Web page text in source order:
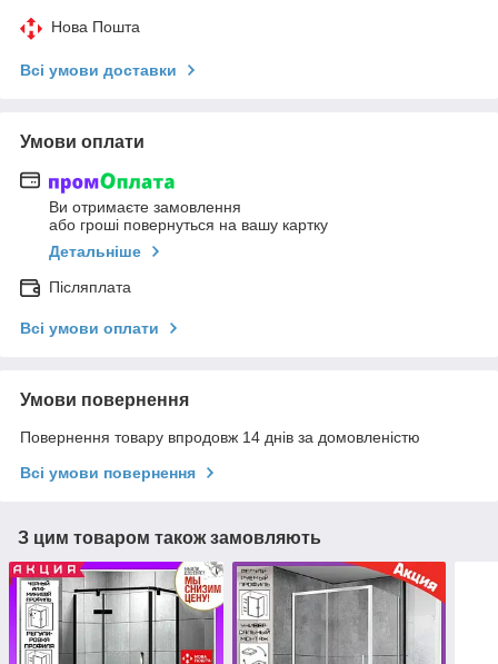
Нова Пошта
Всі умови доставки
Умови оплати
Ви отримаєте замовлення
або гроші повернуться на вашу картку
Детальніше
Післяплата
Всі умови оплати
Умови повернення
Повернення товару впродовж 14 днів за домовленістю
Всі умови повернення
З цим товаром також замовляють